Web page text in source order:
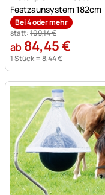
Festzaunsystem 182cm
Bei 4 oder mehr
statt:109,14€
ab 84,45€
1 Stück =8,44€